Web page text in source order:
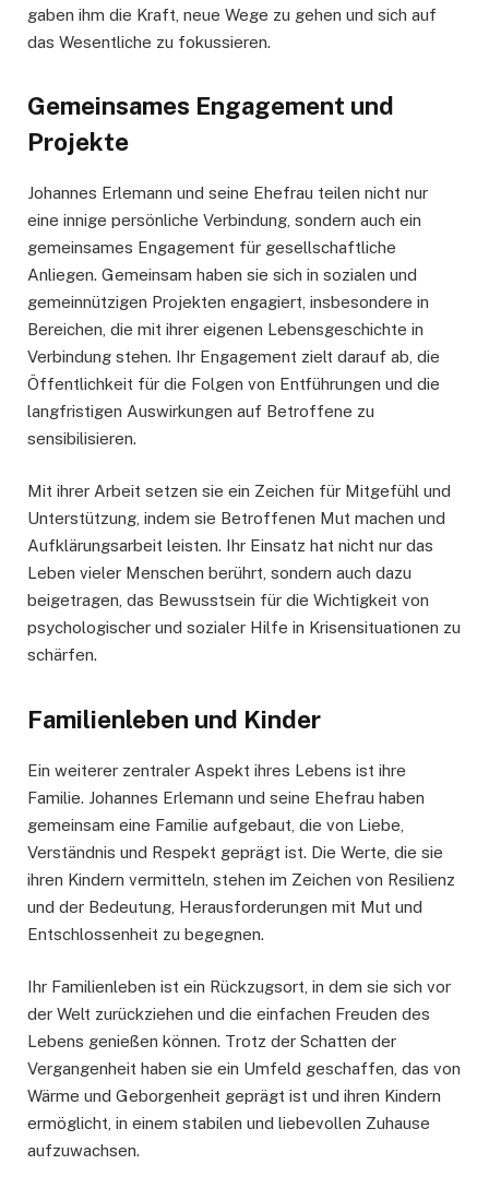
gaben ihm die Kraft, neue Wege zu gehen und sich auf
das Wesentliche zu fokussieren.
Gemeinsames Engagement und
Projekte
Johannes Erlemann und seine Ehefrau teilen nicht nur
eine innige persönliche Verbindung, sondern auch ein
gemeinsames Engagement für gesellschaftliche
Anliegen. Gemeinsam haben sie sich in sozialen und
gemeinnützigen Projekten engagiert, insbesondere in
Bereichen, die mit ihrer eigenen Lebensgeschichte in
Verbindung stehen. Ihr Engagement zielt darauf ab, die
Öffentlichkeit für die Folgen von Entführungen und die
langfristigen Auswirkungen auf Betroffene zu
sensibilisieren.
Mit ihrer Arbeit setzen sie ein Zeichen für Mitgefühl und
Unterstützung, indem sie Betroffenen Mut machen und
Aufklärungsarbeit leisten. Ihr Einsatz hat nicht nur das
Leben vieler Menschen berührt, sondern auch dazu
beigetragen, das Bewusstsein für die Wichtigkeit von
psychologischer und sozialer Hilfe in Krisensituationen zu
schärfen.
Familienleben und Kinder
Ein weiterer zentraler Aspekt ihres Lebens ist ihre
Familie. Johannes Erlemann und seine Ehefrau haben
gemeinsam eine Familie aufgebaut, die von Liebe,
Verständnis und Respekt geprägt ist. Die Werte, die sie
ihren Kindern vermitteln, stehen im Zeichen von Resilienz
und der Bedeutung, Herausforderungen mit Mut und
Entschlossenheit zu begegnen.
Ihr Familienleben ist ein Rückzugsort, in dem sie sich vor
der Welt zurückziehen und die einfachen Freuden des
Lebens genießen können. Trotz der Schatten der
Vergangenheit haben sie ein Umfeld geschaffen, das von
Wärme und Geborgenheit geprägt ist und ihren Kindern
ermöglicht, in einem stabilen und liebevollen Zuhause
aufzuwachsen.